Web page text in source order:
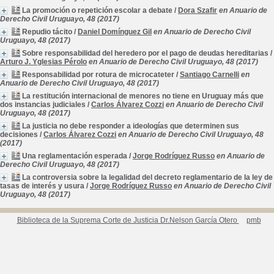
La promoción o repetición escolar a debate / Dora Szafir en Anuario de
Derecho Civil Uruguayo, 48 (2017)
Repudio tácito / Daniel Domínguez Gil en Anuario de Derecho Civil
Uruguayo, 48 (2017)
Sobre responsabilidad del heredero por el pago de deudas hereditarias /
Arturo J. Yglesias Pérolo en Anuario de Derecho Civil Uruguayo, 48 (2017)
Responsabilidad por rotura de microcateter / Santiago Carnelli en
Anuario de Derecho Civil Uruguayo, 48 (2017)
La restitución internacional de menores no tiene en Uruguay más que
dos instancias judiciales / Carlos Álvarez Cozzi en Anuario de Derecho Civil
Uruguayo, 48 (2017)
La justicia no debe responder a ideologías que determinen sus
decisiones / Carlos Álvarez Cozzi en Anuario de Derecho Civil Uruguayo, 48
(2017)
Una reglamentación esperada / Jorge Rodríguez Russo en Anuario de
Derecho Civil Uruguayo, 48 (2017)
La controversia sobre la legalidad del decreto reglamentario de la ley de
tasas de interés y usura / Jorge Rodríguez Russo en Anuario de Derecho Civil
Uruguayo, 48 (2017)
Biblioteca de la Suprema Corte de Justicia Dr.Nelson García Otero pmb